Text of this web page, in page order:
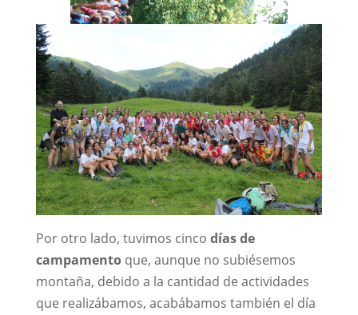
Por otro lado, tuvimos cinco días de
campamento que, aunque no subiésemos
montaña, debido a la cantidad de actividades
que realizábamos, acabábamos también el día